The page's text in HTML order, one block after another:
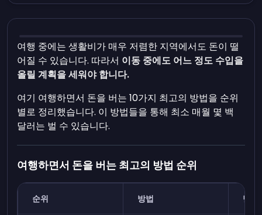
여행 중에는 생활비가 매우 저렴한 지역에서도 돈이 떨
어질 수 있습니다. 따라서 이동 중에도 어느 정도 수입을
올릴 계획을 세워야 합니다.
여기 여행하면서 돈을 버는 10가지 최고의 방법을 순위
별로 정리했습니다. 이 방법들을 통해 최소 매월 몇 백
달러는 벌 수 있습니다.
여행하면서 돈을 버는 최고의 방법 순위
순위 방법 난이